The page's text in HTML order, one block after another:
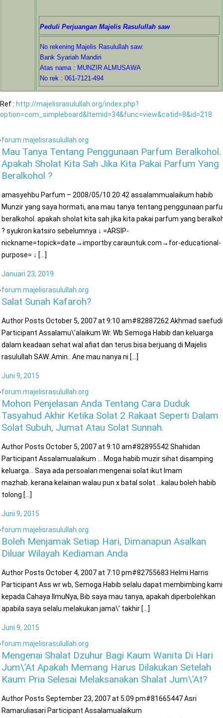
Peduli Perjuangan Majelis Rasulullah saw
No rekening Majelis Rasulullah saw:
Bank Syariah Mandiri
Atas nama : MUNZIR ALMUSAWA
No rek : 061-7121-494
Ref : http://majelisrasulullah.org/index.php?
option=com_simpleboard&Itemid=34&func=view&catid=8&id=218
forum.majelisrasulullah.org
Mau Tanya Tentang Penggunaan Parfum Beralkohol.
Apakah Sholat Kita Sah Jika Kita Pakai Parfum Yang
Beralkohol ?
amasyehbu Parfum – 2008/05/10 20:42 assalammualaikum habib
Munzir yang saya hormati, ana mau tanya tentang penggunaan
beralkohol. apakah sholat kita sah jika kita pakai parfum yang
? syukron katsiro sebelumnya ↓ =ARSIP-
nickname=topick=date→importby:carauntuk.com→for-educational-
purpose= ↓ [...]
Januari 23, 2019
forum.majelisrasulullah.org
Salat Sunah Kafaroh?
Author Posts October 5, 2007 at 9:10 am#82887262 Akhmad
Participant Assalamu\’alaikum Wr. Wb Semoga Habib dan keluarga
dalam keadaan sehat wal afiat dan terus bisa berjuang di Majelis
rasulullah SAW..Amin.. Ane mau nanya ni [...]
Juni 9, 2015
forum.majelisrasulullah.org
Mohon Penjelasan Anda Tentang Cara Duduk
Tasyahud Akhir Ketika Solat 2 Rakaat Seperti Dalam
Solat Subuh, Jumat Atau Solat Sunnah.
Author Posts October 5, 2007 at 9:10 am#82895542 Shahidan
Participant Assalamualaikum … Moga habib muzir sihat disamping
keluarga… Saya ada persoalan mengenai solat ikut Imam
mazhab..kerana kelainan walau pun x batal solat….kalau boleh habib
tolong [...]
Juni 9, 2015
forum.majelisrasulullah.org
Boleh Menjamak Setiap Hari, Dimanapun Asalkan
Diluar Wilayah Kediaman Anda
Author Posts October 4, 2007 at 7:10 pm#82755683 Helmi Harris
Participant Ass wr wb, Semoga Habib selalu dapat membimbing kami
kepada Cahaya IlmuNya, Bib saya mau tanya, apakah diperbolehkan
apabila saya selalu melakukan jama\’ takhir [...]
Juni 9, 2015
forum.majelisrasulullah.org
Mengenai Shalat Dzuhur Bagi Kaum Wanita Di Hari
Jum\’at Apakah Memang Harus Dilakukan Setelah
Kaum Pria Selesai Melaksanakan Shalat Jum\’at?
Author Posts September 23, 2007 at 5:09 pm#81665447 Asri
Ramaruliasari Participant Assalamualaikum